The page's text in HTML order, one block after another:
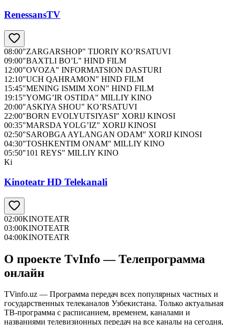
RenessansTV
08:00"ZARGARSHOP" TIJORIY KO’RSATUVI
09:00"BAXTLI BO’L" HIND FILM
12:00"OVOZA" INFORMATSION DASTURI
12:10"UCH QAHRAMON" HIND FILM
15:45"MENING ISMIM XON" HIND FILM
19:15"YOMG’IR OSTIDA" MILLIY KINO
20:00"ASKIYA SHOU" KO’RSATUVI
22:00"BORN EVOLYUTSIYASI" XORIJ KINOSI
00:35"MARSDA YOLG’IZ" XORIJ KINOSI
02:50"SAROBGA AYLANGAN ODAM" XORIJ KINOSI
04:30"TOSHKENTIM ONAM" MILLIY KINO
05:50"101 REYS" MILLIY KINO
Ki
Kinoteatr HD Telekanali
02:00KINOTEATR
03:00KINOTEATR
04:00KINOTEATR
О проекте TvInfo — Телепрограмма
онлайн
TVinfo.uz — Программа передач всех популярных частных и
государственных телеканалов Узбекистана. Только актуальная
ТВ-программа с расписанием, временем, каналами и
названиями телевизионных передач на все каналы на сегодня,